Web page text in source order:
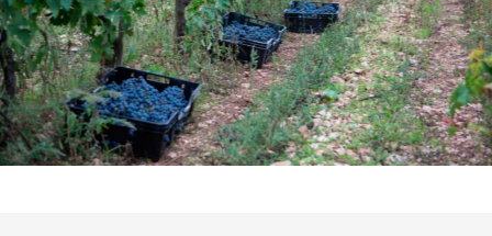
KOSTENLOSER VERSAND
Ab einem Einkauf von
99 CHF oder mehr.